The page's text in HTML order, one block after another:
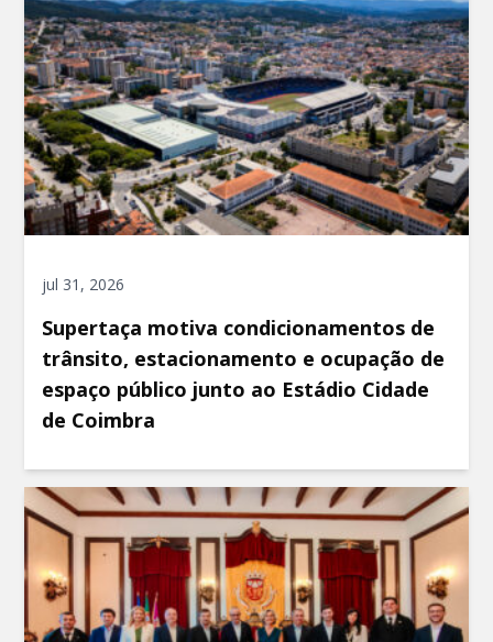
jul 31, 2026
Supertaça motiva condicionamentos de
trânsito, estacionamento e ocupação de
espaço público junto ao Estádio Cidade
de Coimbra